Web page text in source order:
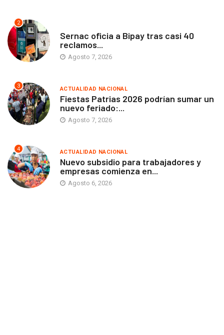
2
Sernac oficia a Bipay tras casi 40
reclamos...
Agosto 7, 2026
3 ACTUALIDAD NACIONAL
Fiestas Patrias 2026 podrían sumar un
nuevo feriado:...
Agosto 7, 2026
4 ACTUALIDAD NACIONAL
Nuevo subsidio para trabajadores y
empresas comienza en...
Agosto 6, 2026